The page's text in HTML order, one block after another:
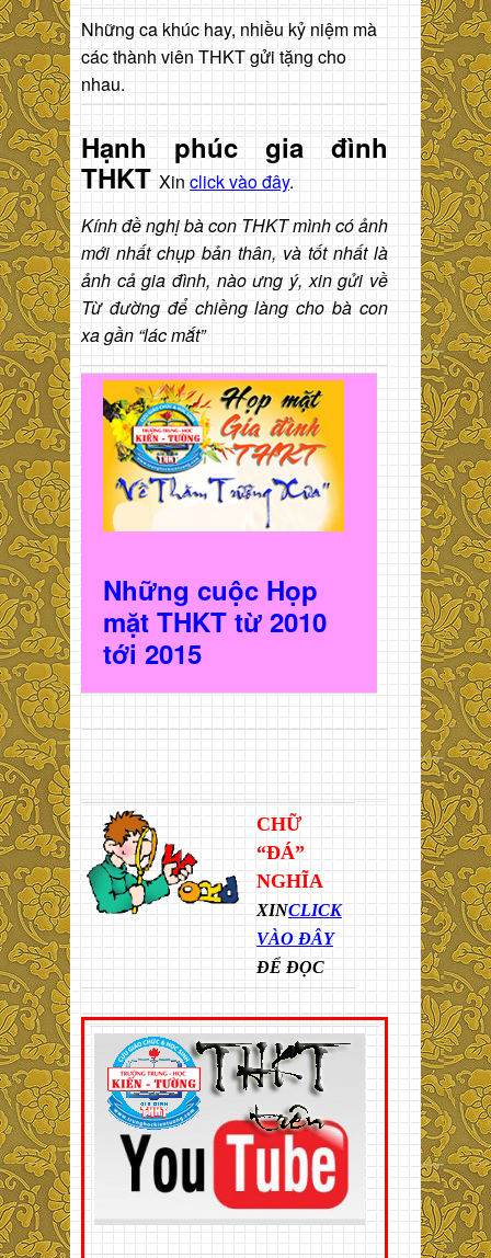
Những ca khúc hay, nhiều kỷ niệm mà
các thành viên THKT gửi tặng cho
nhau.
Hạnh phúc gia đình
THKT Xin click vào đây.
Kính đề nghị bà con THKT mình có ảnh
mới nhất chụp bản thân, và tốt nhất là
ảnh cả gia đình, nào ưng ý, xin gửi về
Từ đường để chiềng làng cho bà con
xa gần “lác mắt”
Những cuộc Họp
mặt THKT từ 2010
tới 2015
CHỮ
“ĐÁ”
NGHĨA
XINCLICK
VÀO ĐÂY
ĐỂ ĐỌC